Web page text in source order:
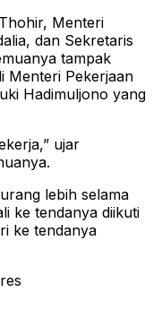
Menteri
dan Sekretaris
tampak
Menteri Pekerjaan
Hadimuljono yang
ujar
lebih selama
ke tendanya diikuti
ke tendanya